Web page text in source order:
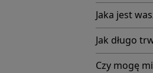
Jaka jest
Jak długo
Czy mogę